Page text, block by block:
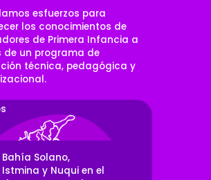
esfuerzos para
los conocimientos de
de Primera Infancia a
de un programa de
técnica, pedagógica y
Bahía Solano,
Istmina y Nuqui en el